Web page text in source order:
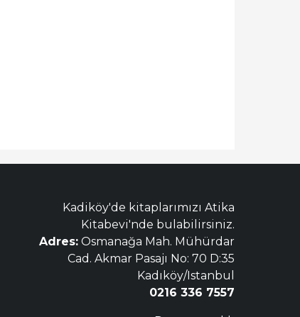
Kadiköy'de kitaplarımızı Atika
Kitabevi'nde bulabilirsiniz.
Adres: Osmanağa Mah. Mühürdar
Cad. Akmar Pasajı No: 70 D:35
Kadıköy/Istanbul
0216 336 7557